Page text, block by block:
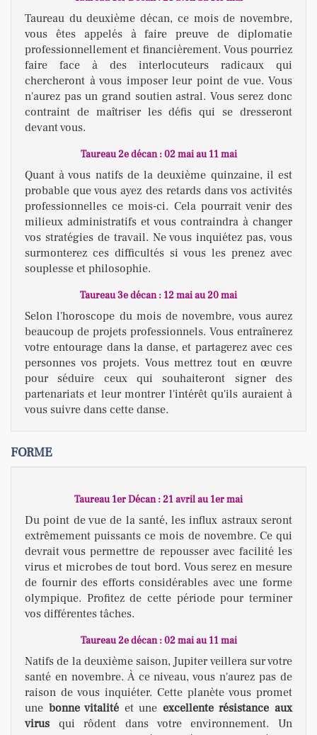
Taureau du deuxième décan, ce mois de novembre,
vous êtes appelés à faire preuve de diplomatie
professionnellement et financièrement. Vous pourriez
faire face à des interlocuteurs radicaux qui
chercheront à vous imposer leur point de vue. Vous
n'aurez pas un grand soutien astral. Vous serez donc
contraint de maîtriser les défis qui se dresseront
devant vous.
Taureau 2e décan : 02 mai au 11 mai
Quant à vous natifs de la deuxième quinzaine, il est
probable que vous ayez des retards dans vos activités
professionnelles ce mois-ci. Cela pourrait venir des
milieux administratifs et vous contraindra à changer
vos stratégies de travail. Ne vous inquiétez pas, vous
surmonterez ces difficultés si vous les prenez avec
souplesse et philosophie.
Taureau 3e décan : 12 mai au 20 mai
Selon l'horoscope du mois de novembre, vous aurez
beaucoup de projets professionnels. Vous entraînerez
votre entourage dans la danse, et partagerez avec ces
personnes vos projets. Vous mettrez tout en œuvre
pour séduire ceux qui souhaiteront signer des
partenariats et leur montrer l'intérêt qu'ils auraient à
vous suivre dans cette danse.
FORME
Taureau 1er Décan : 21 avril au 1er mai
Du point de vue de la santé, les influx astraux seront
extrêmement puissants ce mois de novembre. Ce qui
devrait vous permettre de repousser avec facilité les
virus et microbes de tout bord. Vous serez en mesure
de fournir des efforts considérables avec une forme
olympique. Profitez de cette période pour terminer
vos différentes tâches.
Taureau 2e décan : 02 mai au 11 mai
Natifs de la deuxième saison, Jupiter veillera sur votre
santé en novembre. À ce niveau, vous n'aurez pas de
raison de vous inquiéter. Cette planète vous promet
une bonne vitalité et une excellente résistance aux
virus qui rôdent dans votre environnement. Un